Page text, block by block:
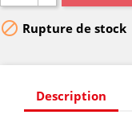
 Rupture de stock
Description